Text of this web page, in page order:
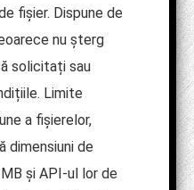
fișier. Dispune de
nu șterg
solicitați sau
Limite
a fișierelor,
de
și API-ul lor de